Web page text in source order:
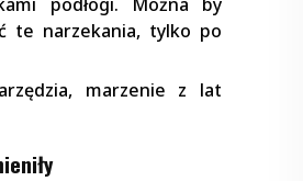
te narzekania, tylko po
marzenie z lat